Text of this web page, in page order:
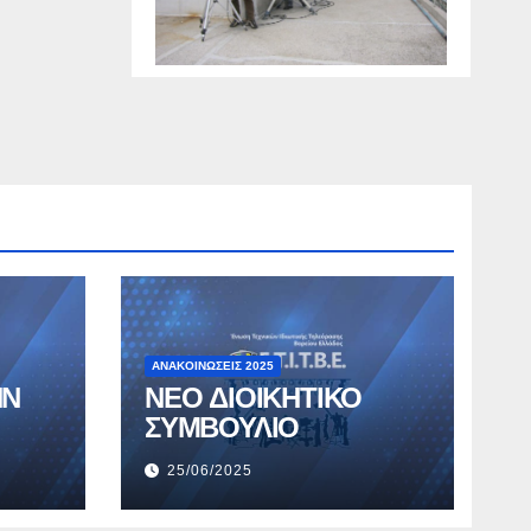
ΑΝΑΚΟΙΝΏΣΕΙΣ 2025
ΝΕΟ ΔΙΟΙΚΗΤΙΚΟ
ΣΥΜΒΟΥΛΙΟ
25/06/2025